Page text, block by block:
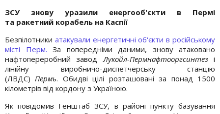
ЗСУ знову уразили енергооб'єкти в Пермі
та ракетний корабель на Каспії
Безпілотники атакували енергетичні об'єкти в російському
місті Перм. За попередніми даними, знову атаковано
нафтопереробний завод Лукойл-Пермнафтооргсинтезі
лінійну виробничо-диспетчерську станцію
(ЛВДС) Пермь. Обидві цілі розташовані за понад 1500
кілометрів від кордону з Україною.
Як повідомив Генштаб ЗСУ, в районі пункту базування